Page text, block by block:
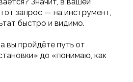
запрос — на инструмент,
быстро и видимо.
вы пройдёте путь от
до «понимаю, как